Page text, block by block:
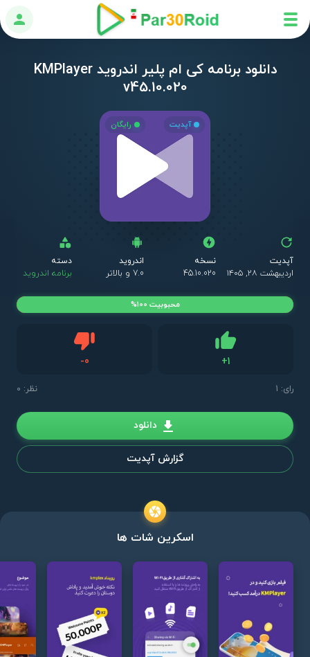
ورود
دانلود برنامه کی ام پلیر اندروید KMPlayer
v45.10.020
آپدیت رایگان
آپدیت
اردیبهشت ۲۸, ۱۴۰۵
نسخه
45.10.020
اندروید
7.0 و بالاتر
دسته
برنامه اندروید
+1
-0دیس لایک
رای: 1 نظر: 0
محبوبیت 100%
دانلود
گزارش آپدیت
اسکرین شات ها